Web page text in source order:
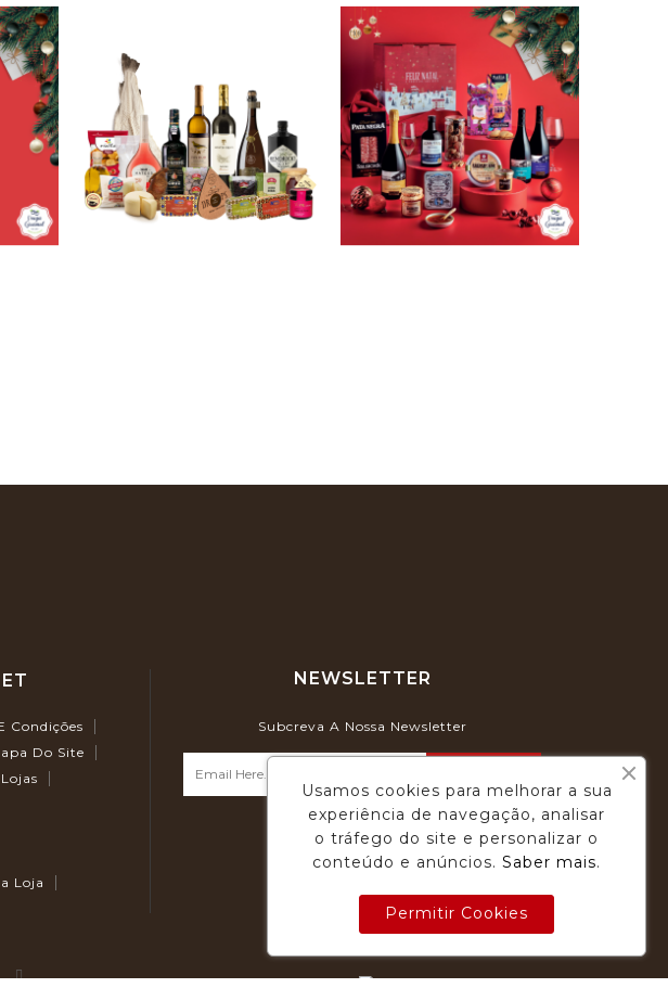
Condições
Do Site
Lojas
Loja
NEWSLETTER
Subcreva A Nossa Newsletter
Usamos cookies para melhorar a sua
experiência de navegação, analisar
o tráfego do site e personalizar o
conteúdo e anúncios. Saber mais.
Permitir Cookies